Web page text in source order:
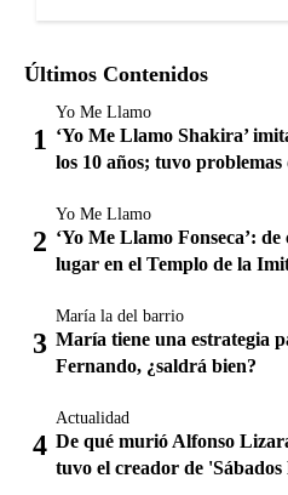
Últimos Contenidos
Yo Me Llamo
‘Yo Me Llamo Shakira’
los 10 años; tuvo
Yo Me Llamo
‘Yo Me Llamo Fonseca’:
lugar en el Templo de la
María la del barrio
María tiene una estrategia
Fernando, ¿saldrá bien?
Actualidad
De qué murió Alfonso
tuvo el creador de 'Sábados